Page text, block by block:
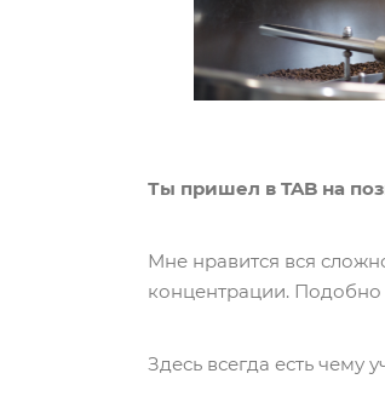
Ты пришел в TAB на
Мне нравится вся
концентрации.
Здесь всегда есть чему